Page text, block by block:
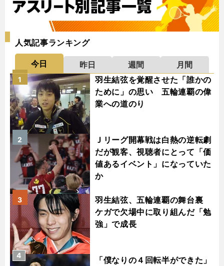
人気記事ランキング
今日 昨日 週間
月間
羽生結弦を覚醒させた「誰かの
ために」の思い 五輪連覇の偉
業への道のり
1
Ｊリーグ開幕戦は白熱の逆転劇
だが観客、視聴者にとって「価
値あるイベント」になっていた
か
2
羽生結弦、五輪連覇の舞台裏
ケガで欠場中に取り組んだ「勉
強」で成長
3
「僕なりの４回転半ができた」
4